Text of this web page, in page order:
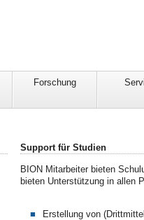
Forschung
Support für Studien
BION Mitarbeiter bieten
bieten Unterstützung in allen
Erstellung von